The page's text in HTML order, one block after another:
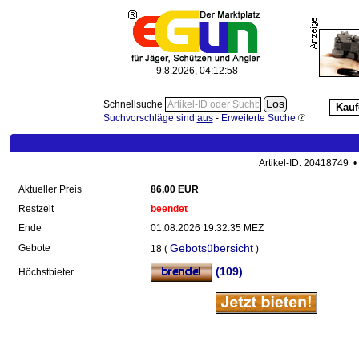
9.8.2026, 04:13:00
Schnellsuche
Suchvorschläge sind aus- Erweiterte Suche
Artikel-ID: 20418749
Aktueller Preis
86,00 EUR
Restzeit
beendet
Ende
01.08.2026 19:32:35 MEZ
Gebote
18 ( Gebotsübersicht )
Höchstbieter (109)